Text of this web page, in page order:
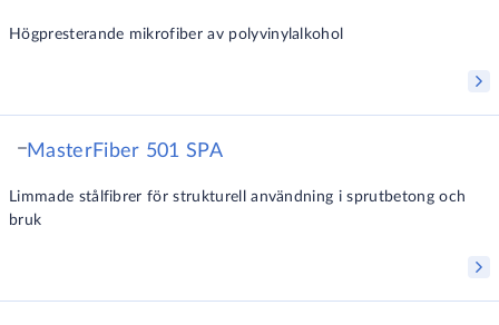
Högpresterande mikrofiber av polyvinylalkohol
MasterFiber 501 SPA
Limmade stålfibrer för strukturell användning i sprutbetong och
bruk